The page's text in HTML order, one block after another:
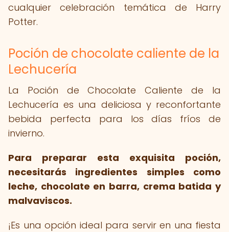
cualquier celebración temática de Harry
Potter.
Poción de chocolate caliente de la
Lechucería
La Poción de Chocolate Caliente de la
Lechucería es una deliciosa y reconfortante
bebida perfecta para los días fríos de
invierno.
Para preparar esta exquisita poción,
necesitarás ingredientes simples como
leche, chocolate en barra, crema batida y
malvaviscos.
¡Es una opción ideal para servir en una fiesta